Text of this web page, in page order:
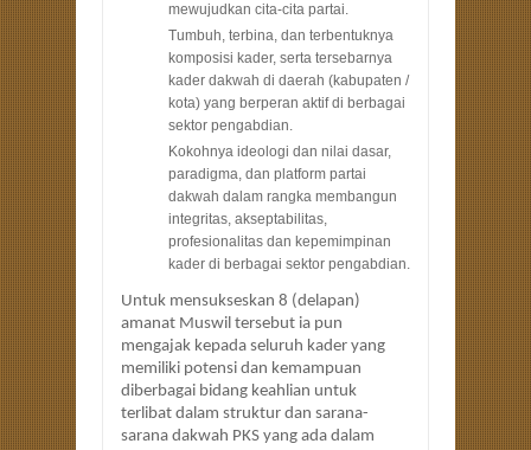
mewujudkan cita-cita partai.
Tumbuh, terbina, dan terbentuknya
komposisi kader, serta tersebarnya
kader dakwah di daerah (kabupaten /
kota) yang berperan aktif di berbagai
sektor pengabdian.
Kokohnya ideologi dan nilai dasar,
paradigma, dan platform partai
dakwah dalam rangka membangun
integritas, akseptabilitas,
profesionalitas dan kepemimpinan
kader di berbagai sektor pengabdian.
Untuk mensukseskan 8 (delapan)
amanat Muswil tersebut ia pun
mengajak kepada seluruh kader yang
memiliki potensi dan kemampuan
diberbagai bidang keahlian untuk
terlibat dalam struktur dan sarana-
sarana dakwah PKS yang ada dalam